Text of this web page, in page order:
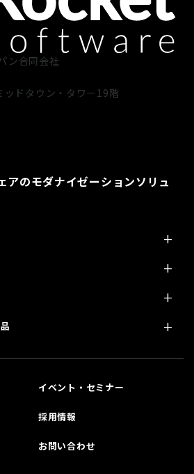
ン合同会社
ドタウン・タワー19階
アのモダナイゼーションソリュ
イベント・セミナー
採用情報
お問い合わせ